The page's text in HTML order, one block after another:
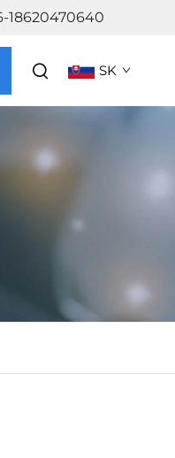
18620470640
SK